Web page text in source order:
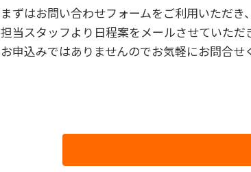
まずはお問い合わせフォームをご利用いただき
担当スタッフより日程案をメールさせていただ
お申込みではありませんのでお気軽にお問合せ